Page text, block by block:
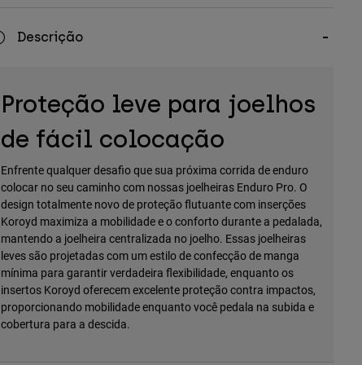
Descrição
Proteção leve para joelhos
de fácil colocação
Enfrente qualquer desafio que sua próxima corrida de enduro
colocar no seu caminho com nossas joelheiras Enduro Pro. O
design totalmente novo de proteção flutuante com inserções
Koroyd maximiza a mobilidade e o conforto durante a pedalada,
mantendo a joelheira centralizada no joelho. Essas joelheiras
leves são projetadas com um estilo de confecção de manga
mínima para garantir verdadeira flexibilidade, enquanto os
insertos Koroyd oferecem excelente proteção contra impactos,
proporcionando mobilidade enquanto você pedala na subida e
cobertura para a descida.